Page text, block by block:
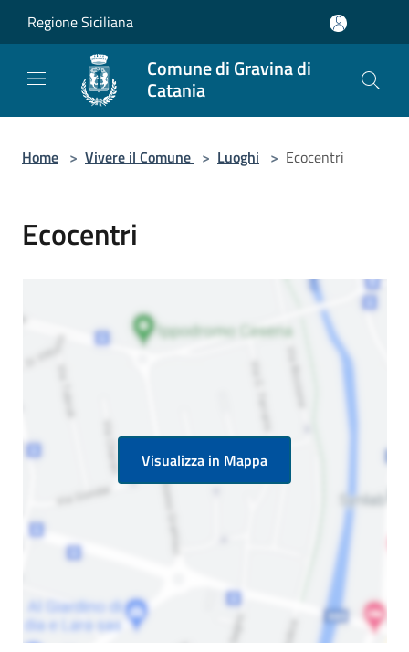
Regione Siciliana
Comune di Gravina di
Catania
Home > Vivere il Comune > Luoghi > Ecocentri
Ecocentri
Visualizza in Mappa